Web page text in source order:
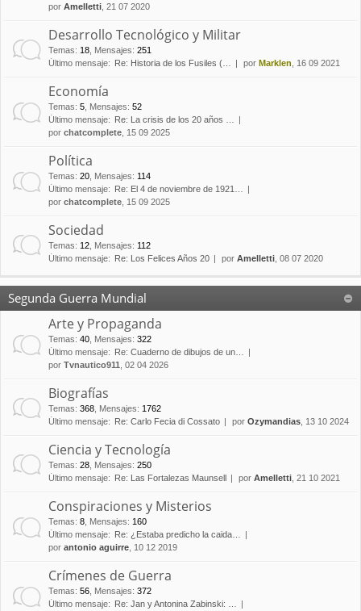
por Amelletti , 21 07 2020
Desarrollo Tecnológico y Militar
Temas: 18 Mensajes: 251
Último mensaje:
Re: Historia de los Fusiles (… por Marklen , 16 09 2021
Economía
Temas: 5 Mensajes: 52
Último mensaje:
Re: La crisis de los 20 años …
por chatcomplete , 15 09 2025
Política
Temas: 20 Mensajes: 114
Último mensaje:
Re: El 4 de noviembre de 1921…
por chatcomplete , 15 09 2025
Sociedad
Temas: 12 Mensajes: 112
Último mensaje:
Re: Los Felices Años 20 por Amelletti , 08 07 2020
Segunda Guerra Mundial
Arte y Propaganda
Temas: 40 Mensajes: 322
Último mensaje:
Re: Cuaderno de dibujos de un…
por Tvnautico911 , 02 04 2026
Biografías
Temas: 368 Mensajes: 1762
Último mensaje:
Re: Carlo Fecia di Cossato por Ozymandias , 13 10 2024
Ciencia y Tecnología
Temas: 28 Mensajes: 250
Último mensaje:
Re: Las Fortalezas Maunsell por Amelletti , 21 10 2021
Conspiraciones y Misterios
Temas: 8 Mensajes: 160
Último mensaje:
Re: ¿Estaba predicho la caida…
por antonio aguirre , 10 12 2019
Crímenes de Guerra
Temas: 56 Mensajes: 372
Último mensaje:
Re: Jan y Antonina Zabinski: …